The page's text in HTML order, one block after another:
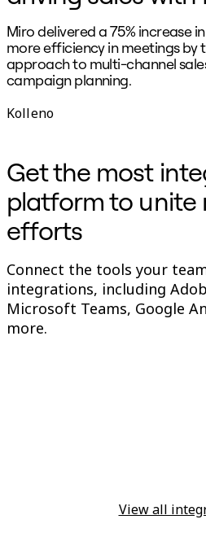
블로그
파트너 및 서비스
Miro 전문가 서비
솔루션 파트너
Miro delivered a 75% increase
more efficiency in meetings by
approach to multi-channel
campaign planning.
Kolleno
Get the most
platform to unite
efforts
Connect the tools your
integrations, including
Microsoft Teams, Google
more.
View all